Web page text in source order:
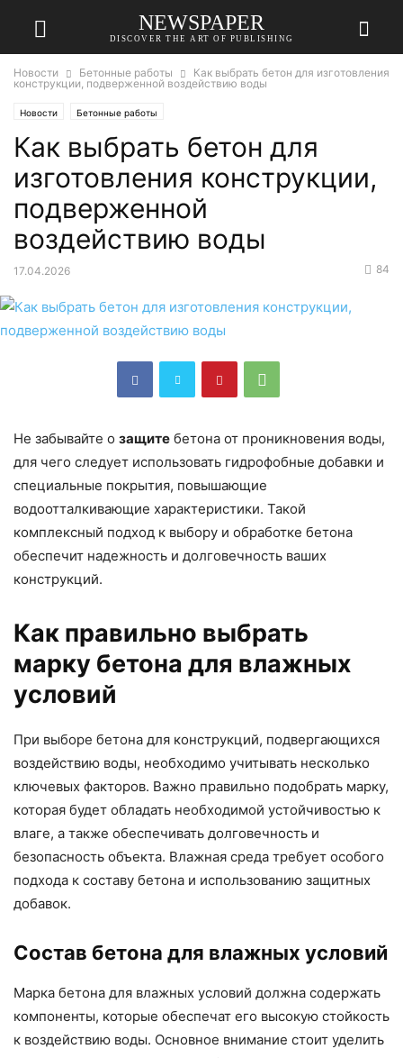
NEWSPAPER
DISCOVER THE ART OF PUBLISHING
Новости Бетонные работы
Как выбрать бетон для изготовления
конструкции, подверженной воздействию воды
Новости Бетонные работы
Как выбрать бетон для
изготовления конструкции,
подверженной
воздействию воды
17.04.2026 84
Не забывайте о защите бетона от проникновения воды,
для чего следует использовать гидрофобные добавки и
специальные покрытия, повышающие
водоотталкивающие характеристики. Такой
комплексный подход к выбору и обработке бетона
обеспечит надежность и долговечность ваших
конструкций.
Как правильно выбрать
марку бетона для влажных
условий
При выборе бетона для конструкций, подвергающихся
воздействию воды, необходимо учитывать несколько
ключевых факторов. Важно правильно подобрать марку,
которая будет обладать необходимой устойчивостью к
влаге, а также обеспечивать долговечность и
безопасность объекта. Влажная среда требует особого
подхода к составу бетона и использованию защитных
добавок.
Состав бетона для влажных условий
Марка бетона для влажных условий должна содержать
компоненты, которые обеспечат его высокую стойкость
к воздействию воды. Основное внимание стоит уделить